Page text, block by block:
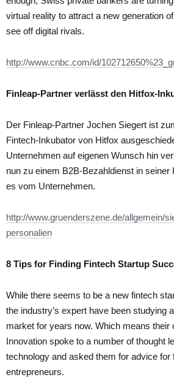
virtual reality to attract a new generation
see off digital rivals.
http://www.cnbc.com/id/
Finleap-Partner verlässt den Hitfox-
Der Finleap-Partner Jochen Siegert ist
Fintech-Inkubator von Hitfox
Unternehmen auf eigenen Wunsch hin
nun zu einem B2B-Bezahldienst in
es vom Unternehmen.
http://www.gruenderszene.de/allgemein/
personalien
8 Tips for Finding Fintech Startup
While there seems to be a new fintech
the industry’s expert have been studying
market for years now. Which means their
Innovation spoke to a number of thought
technology and asked them for advice for
entrepreneurs.